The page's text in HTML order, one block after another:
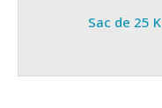
Sac de 25